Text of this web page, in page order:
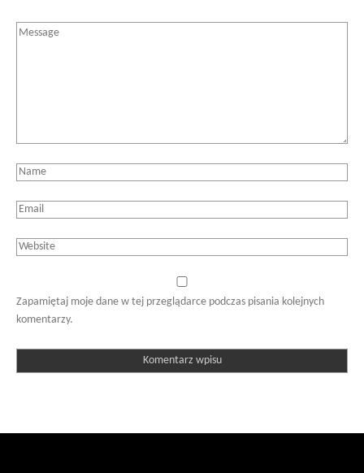
Zapamiętaj moje dane w tej przeglądarce podczas pisania kolejnych
komentarzy.